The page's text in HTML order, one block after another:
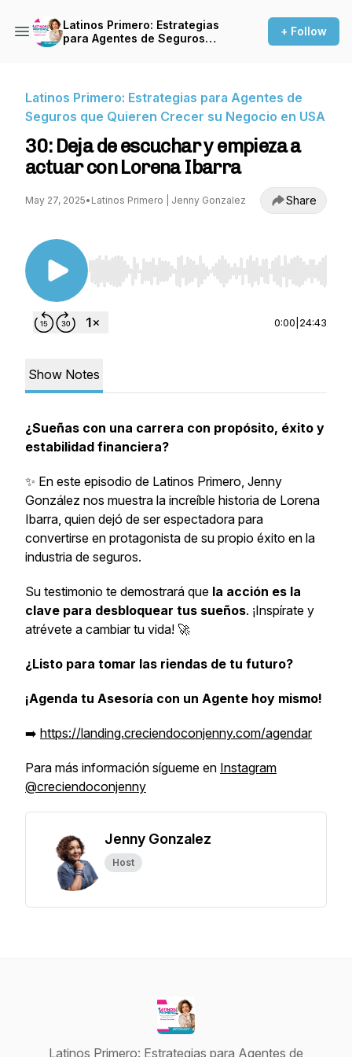
Latinos Primero: Estrategias
para Agentes de Seguros
+ Follow
Latinos Primero: Estrategias para Agentes de
Seguros que Quieren Crecer su Negocio en USA
30: Deja de escuchar y empieza a
actuar con Lorena Ibarra
May 27, 2025• Latinos Primero | Jenny Gonzalez Share
Use Left/Right to seek, Home/End to jump to
0:00 24:43
Show Notes
¿Sueñas con una carrera con propósito, éxito y
estabilidad financiera?
✨ En este episodio de Latinos Primero, Jenny
González nos muestra la increíble historia de Lorena
Ibarra, quien dejó de ser espectadora para
convertirse en protagonista de su propio éxito en la
industria de seguros.
Su testimonio te demostrará que la acción es la
clave para desbloquear tus sueños. ¡Inspírate y
atrévete a cambiar tu vida! 🚀
¿Listo para tomar las riendas de tu futuro?
¡Agenda tu Asesoría con un Agente hoy mismo!
➡️ https://landing.creciendoconjenny.com/agendar
Para más información sígueme en Instagram
@creciendoconjenny
Jenny Gonzalez
Host
Latinos Primero: Estrategias para Agentes de